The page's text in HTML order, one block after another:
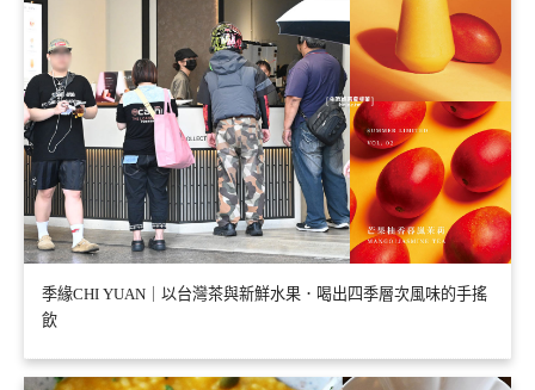
季緣CHI YUAN｜以台灣茶與新鮮水果．喝出四季層次風味的手搖
飲